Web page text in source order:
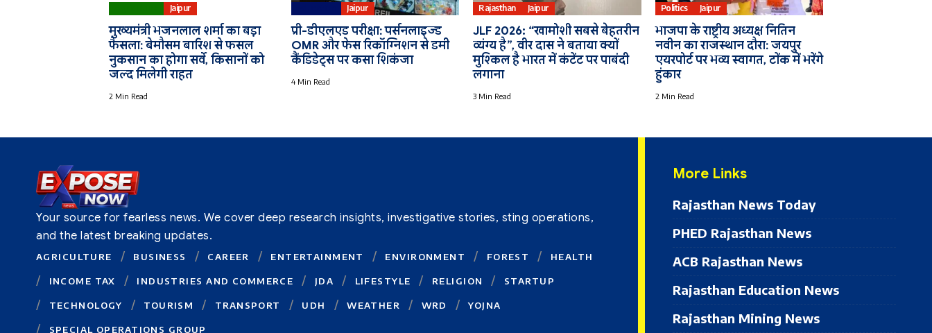
Jaipur
मुख्यमंत्री भजनलाल शर्मा का बड़ा
फैसला: बेमौसम बारिश से फसल
नुकसान का होगा सर्वे, किसानों को
जल्द मिलेगी राहत
2 Min Read
Jaipur
प्री-डीएलएड परीक्षा: पर्सनलाइज्ड
OMR और फेस रिकॉग्निशन से डमी
कैंडिडेट्स पर कसा शिकंजा
4 Min Read
Rajasthan Jaipur
JLF 2026: “खामोशी सबसे बेहतरीन
व्यंग्य है”, वीर दास ने बताया क्यों
मुश्किल है भारत में कंटेंट पर पाबंदी
लगाना
3 Min Read
Politics Jaipur
भाजपा के राष्ट्रीय अध्यक्ष नितिन
नवीन का राजस्थान दौरा: जयपुर
एयरपोर्ट पर भव्य स्वागत, टोंक में भरेंगे
हुंकार
2 Min Read
Your source for fearless news. We cover deep research insights, investigative stories, sting operations,
and the latest breaking updates.
AGRICULTURE BUSINESS CAREER ENTERTAINMENT ENVIRONMENT FOREST HEALTH
INCOME TAX INDUSTRIES AND COMMERCE JDA LIFESTYLE RELIGION STARTUP
TECHNOLOGY TOURISM TRANSPORT UDH WEATHER WRD YOJNA
SPECIAL OPERATIONS GROUP
More Links
Rajasthan News Today
PHED Rajasthan News
ACB Rajasthan News
Rajasthan Education News
Rajasthan Mining News